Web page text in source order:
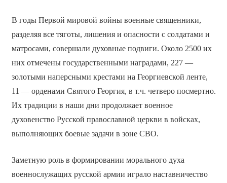
В годы Первой мировой войны военные священники,
разделяя все тяготы, лишения и опасности с солдатами и
матросами, совершали духовные подвиги. Около 2500 их
них отмечены государственными наградами, 227 —
золотыми наперсными крестами на Георгиевской ленте,
11 — орденами Святого Георгия, в т.ч. четверо посмертно.
Их традиции в наши дни продолжает военное
духовенство Русской православной церкви в войсках,
выполняющих боевые задачи в зоне СВО.
Заметную роль в формировании морального духа
военнослужащих русской армии играло наставничество